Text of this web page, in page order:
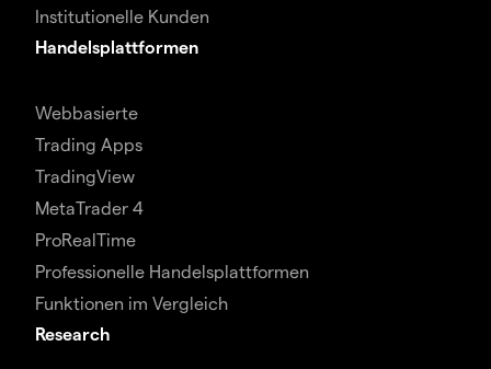
Institutionelle Kunden
Handelsplattformen
Webbasierte
Trading Apps
TradingView
MetaTrader 4
ProRealTime
Professionelle Handelsplattformen
Funktionen im Vergleich
Research